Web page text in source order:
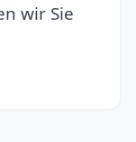
wir Sie